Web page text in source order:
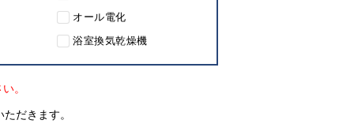
オール電化
浴室換気乾燥機
。
だきます。